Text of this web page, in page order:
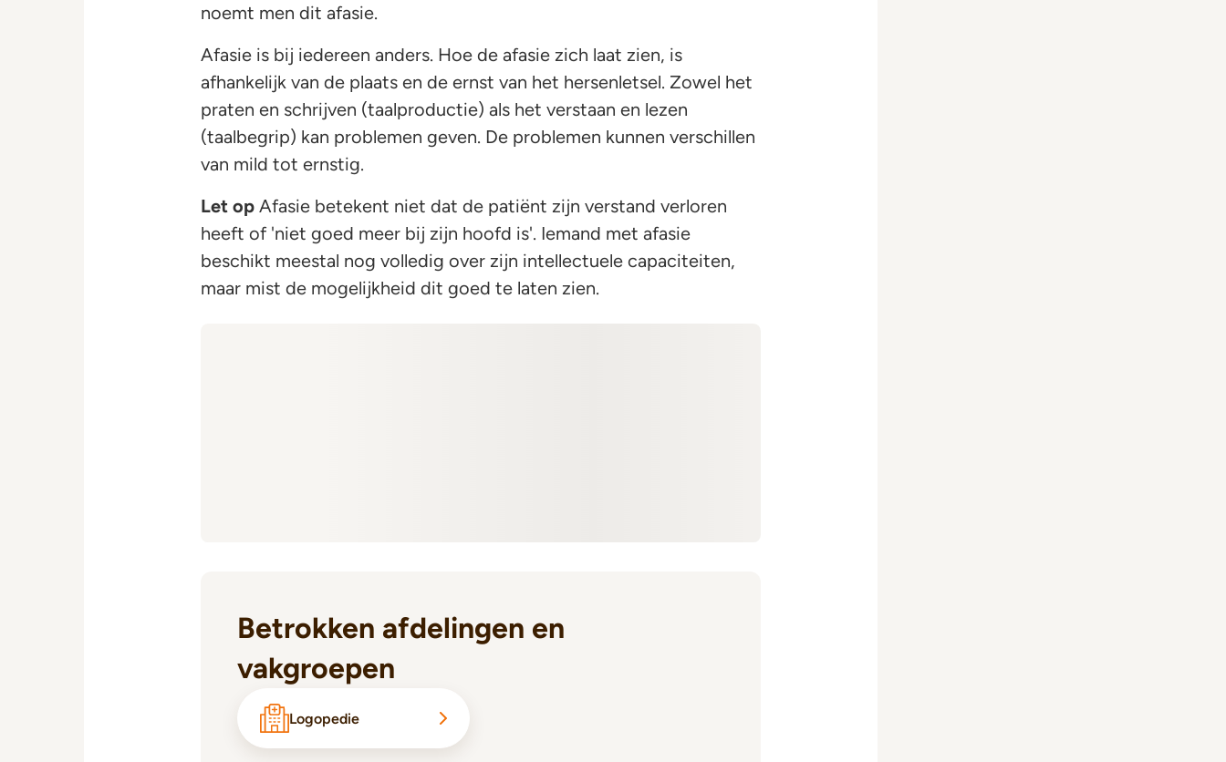
noemt men dit afasie.
Afasie is bij iedereen anders. Hoe de afasie zich laat zien, is
afhankelijk van de plaats en de ernst van het hersenletsel. Zowel het
praten en schrijven (taalproductie) als het verstaan en lezen
(taalbegrip) kan problemen geven. De problemen kunnen verschillen
van mild tot ernstig.
Let op Afasie betekent niet dat de patiënt zijn verstand verloren
heeft of 'niet goed meer bij zijn hoofd is'. Iemand met afasie
beschikt meestal nog volledig over zijn intellectuele capaciteiten,
maar mist de mogelijkheid dit goed te laten zien.
Betrokken afdelingen en
vakgroepen
Logopedie